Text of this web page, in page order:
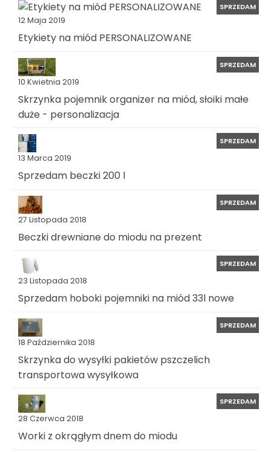
12 Maja 2019
SPRZEDAM
Etykiety na miód PERSONALIZOWANE
10 Kwietnia 2019
SPRZEDAM
Skrzynka pojemnik organizer na miód, słoiki małe
duże - personalizacja
13 Marca 2019
SPRZEDAM
Sprzedam beczki 200 l
27 Listopada 2018
SPRZEDAM
Beczki drewniane do miodu na prezent
23 Listopada 2018
SPRZEDAM
Sprzedam hoboki pojemniki na miód 33l nowe
18 Października 2018
SPRZEDAM
Skrzynka do wysyłki pakietów pszczelich
transportowa wysyłkowa
28 Czerwca 2018
SPRZEDAM
Worki z okrągłym dnem do miodu